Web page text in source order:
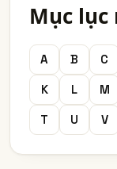
Mục lục
A B C
K
L M
T
U V